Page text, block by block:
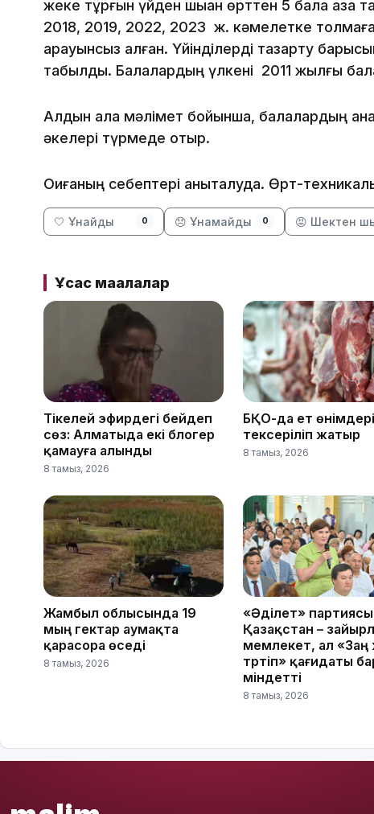
жеке тұрғын үйден шыққан өрттен 5 бала қаза
2018, 2019, 2022, 2023 ж. кәмелетке
қарауынсыз қалған. Үйінділерді тазарту
табылды. Балалардың үлкені 2011 жылғы
Алдын ала мәлімет бойынша, балалардың
әкелері түрмеде отыр.
Оқиғаның себептері анықталуда. Өрт-
🤍 Ұнайды 0 😞 Ұнамайды 0 😡 Шектен
Ұқсас мақалалар
Тікелей эфирдегі бейәдеп
сөз: Алматыда екі блогер
қамауға алынды
8 тамыз, 2026
БҚО-да ет өнімдері
тексеріліп жатыр
8 тамыз, 2026
Жамбыл облысында 19
мың гектар аумақта
қарасора өседі
8 тамыз, 2026
«Әділет»
Қазақстан –
мемлекет, ал «Заң
тәртіп» қағидаты
міндетті
8 тамыз, 2026